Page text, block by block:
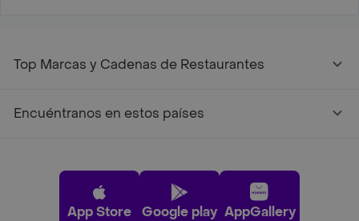
Top Marcas y Cadenas de Restaurantes
Encuéntranos en estos países
App Store Google play AppGallery